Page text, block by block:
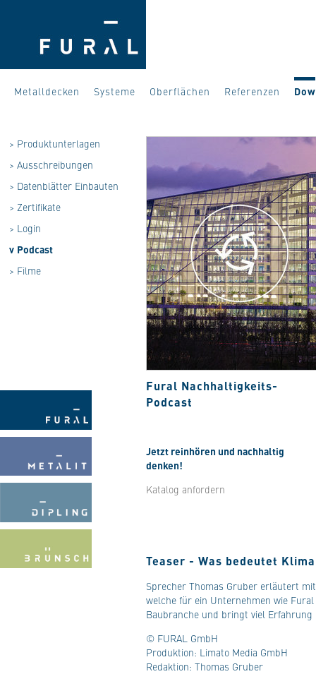
Metalldecken Systeme Oberflächen Referenzen
> Produktunterlagen
> Ausschreibungen
> Datenblätter Einbauten
> Zertifikate
> Login
v Podcast
> Filme
Fural Nachhaltigkeits-
Podcast
Jetzt reinhören und nachhaltig
denken!
Katalog anfordern
Teaser - Was bedeutet
Sprecher Thomas Gruber erläutert
welche für ein Unternehmen wie
Baubranche und bringt viel
© FURAL GmbH
Produktion: Limato Media GmbH
Redaktion: Thomas Gruber